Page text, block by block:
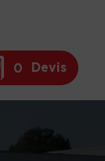
0 Devis